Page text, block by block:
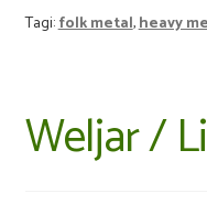
Tagi:folk metal,heavy
Weljar /